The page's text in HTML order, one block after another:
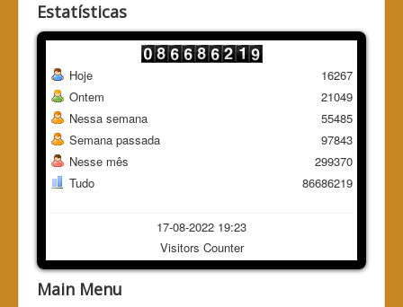
Estatísticas
Hoje
Ontem
Nessa semana
Semana passada
Nesse mês
Tudo
16267
21049
55485
97843
299370
86686219
17-08-2022 19:23
Visitors Counter
Main Menu